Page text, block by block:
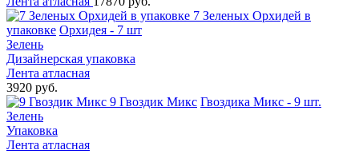
7 Зеленых Орхидей в
упаковке Орхидея - 7 шт
Зелень
Дизайнерская упаковка
Лента атласная
3920 руб.
9 Гвоздик Микс Гвоздика Микс - 9 шт.
Зелень
Упаковка
Лента атласная